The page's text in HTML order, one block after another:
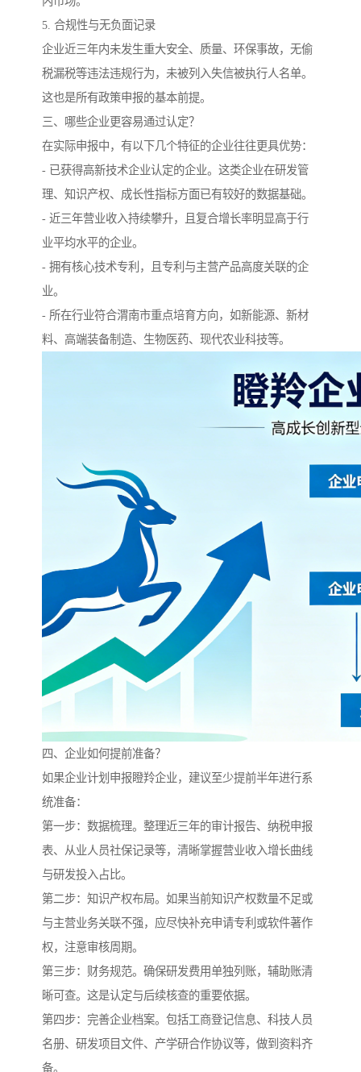
5. 合规性与无负面记录
企业近三年内未发生重大安全、质量、环保事故，无偷
税漏税等违法违规行为，未被列入失信被执行人名单。
这也是所有政策申报的基本前提。
三、哪些企业更容易通过认定？
在实际申报中，有以下几个特征的企业往往更具优势：
- 已获得高新技术企业认定的企业。这类企业在研发管
理、知识产权、成长性指标方面已有较好的数据基础。
- 近三年营业收入持续攀升，且复合增长率明显高于行
业平均水平的企业。
- 拥有核心技术专利，且专利与主营产品高度关联的企
业。
- 所在行业符合渭南市重点培育方向，如新能源、新材
料、高端装备制造、生物医药、现代农业科技等。
四、企业如何提前准备？
如果企业计划申报瞪羚企业，建议至少提前半年进行系
统准备：
第一步：数据梳理。整理近三年的审计报告、纳税申报
表、从业人员社保记录等，清晰掌握营业收入增长曲线
与研发投入占比。
第二步：知识产权布局。如果当前知识产权数量不足或
与主营业务关联不强，应尽快补充申请专利或软件著作
权，注意审核周期。
第三步：财务规范。确保研发费用单独列账，辅助账清
晰可查。这是认定与后续核查的重要依据。
第四步：完善企业档案。包括工商登记信息、科技人员
名册、研发项目文件、产学研合作协议等，做到资料齐
备。